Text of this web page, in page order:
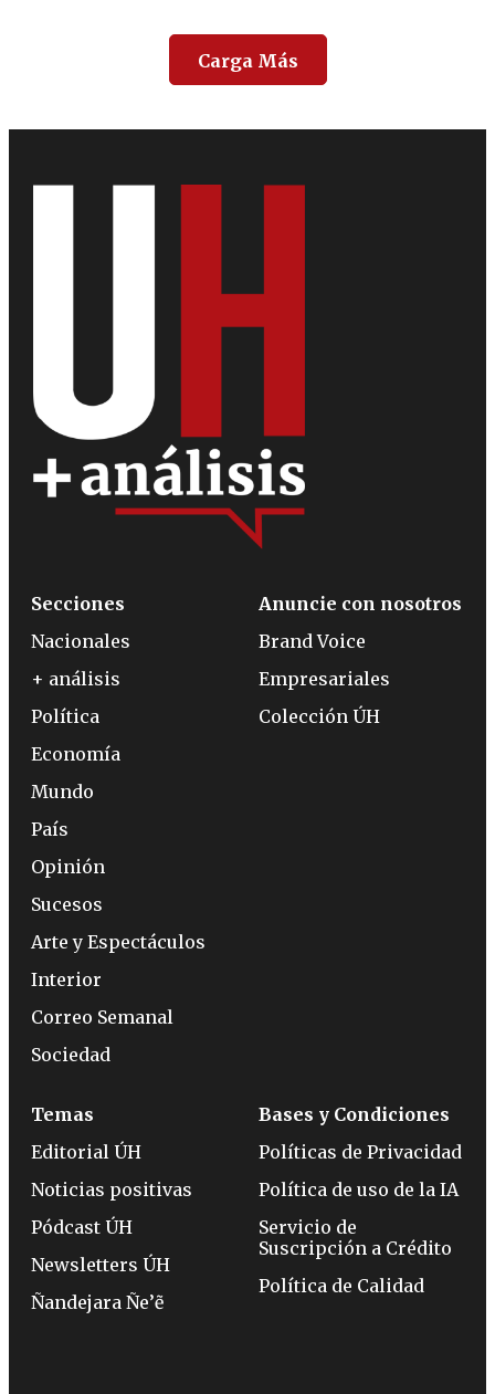
Carga Más
Secciones
Nacionales
+ análisis
Política
Economía
Mundo
País
Opinión
Sucesos
Arte y Espectáculos
Interior
Correo Semanal
Sociedad
Anuncie con nosotros
Brand Voice
Empresariales
Colección ÚH
Temas
Editorial ÚH
Noticias positivas
Pódcast ÚH
Newsletters ÚH
Ñandejara Ñe’ẽ
Bases y Condiciones
Políticas de Privacidad
Política de uso de la IA
Servicio de
Suscripción a Crédito
Política de Calidad